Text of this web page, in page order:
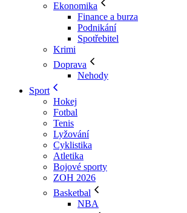
Ekonomika
Finance a burza
Podnikání
Spotřebitel
Krimi
Doprava
Nehody
Sport
Hokej
Fotbal
Tenis
Lyžování
Cyklistika
Atletika
Bojové sporty
ZOH 2026
Basketbal
NBA